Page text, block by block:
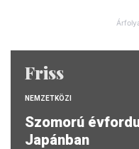
Friss
NEMZETKÖZI
Szomorú
Japánban